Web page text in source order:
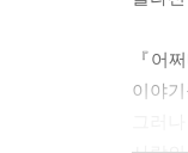
10 대
정신
『어
이야